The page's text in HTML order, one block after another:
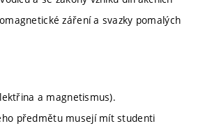
záření a svazky pomalých
a magnetismus).
předmětu musejí mít studenti